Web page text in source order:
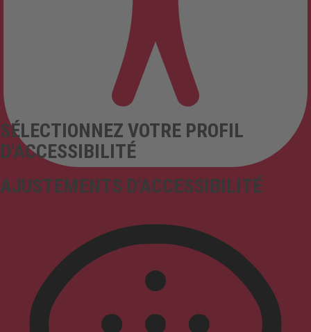
AJUSTEMENTS D'ACCESSIBILITÉ
SÉLECTIONNEZ VOTRE PROFIL
D'ACCESSIBILITÉ